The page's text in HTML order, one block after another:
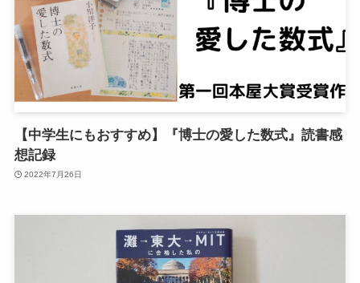
【中学生にもおすすめ】『博士の愛した数式』読書感
想記録
2022年7月26日